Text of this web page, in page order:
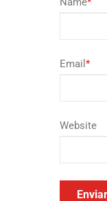
Email *
Website